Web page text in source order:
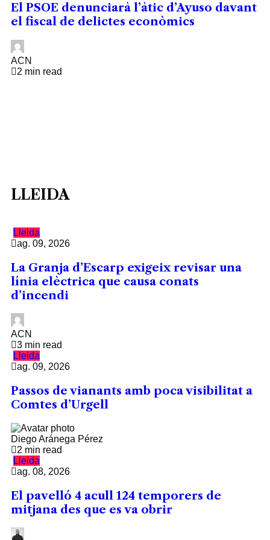
El PSOE denunciarà l’àtic d’Ayuso davant
el fiscal de delictes econòmics
ACN
2 min read
LLEIDA
Lleida
ag. 09, 2026
La Granja d’Escarp exigeix revisar una
línia elèctrica que causa conats
d’incendi
ACN
3 min read
Lleida
ag. 09, 2026
Passos de vianants amb poca visibilitat a
Comtes d’Urgell
Diego Aránega Pérez
2 min read
Lleida
ag. 08, 2026
El pavelló 4 acull 124 temporers de
mitjana des que es va obrir